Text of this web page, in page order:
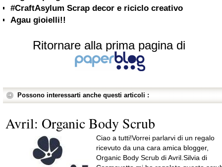
#CraftAsylum Scrap decor e riciclo creativo
Agau gioielli!!
Ritornare alla prima pagina di
Possono interessarti anche questi articoli :
Avril: Organic Body Scrub
Ciao a tutti!Vorrei parlarvi di un regalo
ricevuto da una cara amica blogger,
Organic Body Scrub di Avril.Silvia di